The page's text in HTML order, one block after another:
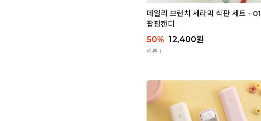
데일리 브런치 세라믹 식판 세트 - 01
팝핑캔디
50% 12,400원
리뷰 1